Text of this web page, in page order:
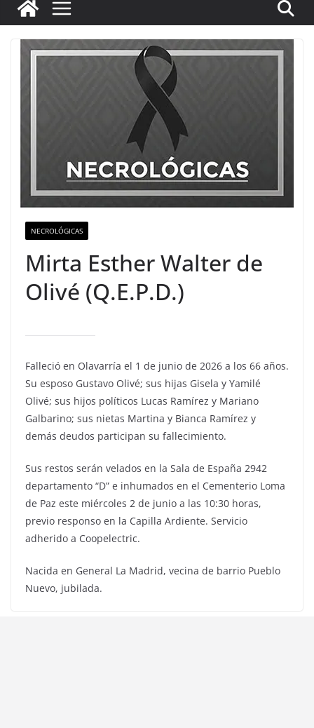
NECROLÓGICAS
Mirta Esther Walter de
Olivé (Q.E.P.D.)
Falleció en Olavarría el 1 de junio de 2026 a los 66 años.
Su esposo Gustavo Olivé; sus hijas Gisela y Yamilé
Olivé; sus hijos políticos Lucas Ramírez y Mariano
Galbarino; sus nietas Martina y Bianca Ramírez y
demás deudos participan su fallecimiento.
Sus restos serán velados en la Sala de España 2942
departamento “D” e inhumados en el Cementerio Loma
de Paz este miércoles 2 de junio a las 10:30 horas,
previo responso en la Capilla Ardiente. Servicio
adherido a Coopelectric.
Nacida en General La Madrid, vecina de barrio Pueblo
Nuevo, jubilada.